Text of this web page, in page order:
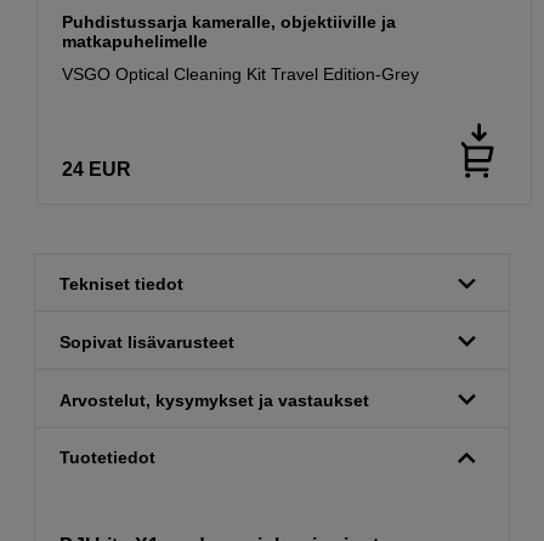
Puhdistussarja kameralle, objektiiville ja
matkapuhelimelle
VSGO Optical Cleaning Kit Travel Edition-Grey
24 EUR
Tekniset tiedot
Sopivat lisävarusteet
Arvostelut, kysymykset ja vastaukset
Tuotetiedot